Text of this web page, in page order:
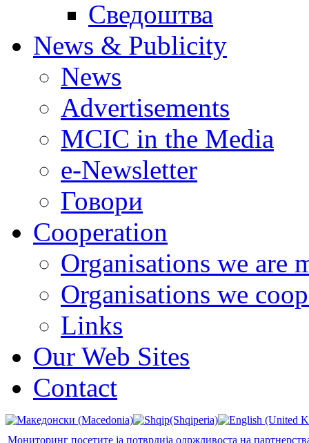
Сведоштва
News & Publicity
News
Advertisements
MCIC in the Media
e-Newsletter
Говори
Cooperation
Organisations we are
Organisations we
Links
Our Web Sites
Contact
Мониторинг посетите ја потврдија одржливоста на